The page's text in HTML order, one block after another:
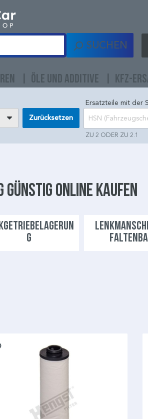
SUCHEN
ÖLE UND ADDITIVE KFZ-
Zurücksetzen
Ersatzteile mit der
ZU 2 ODER ZU 2.1
günstig online kaufen
G